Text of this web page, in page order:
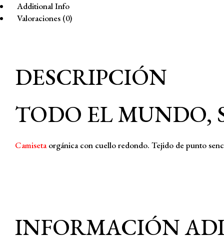
Additional Info
Valoraciones (0)
DESCRIPCIÓN
TODO EL MUNDO,
Camisetaorgánica con cuello redondo. Tejido de punto
INFORMACIÓN